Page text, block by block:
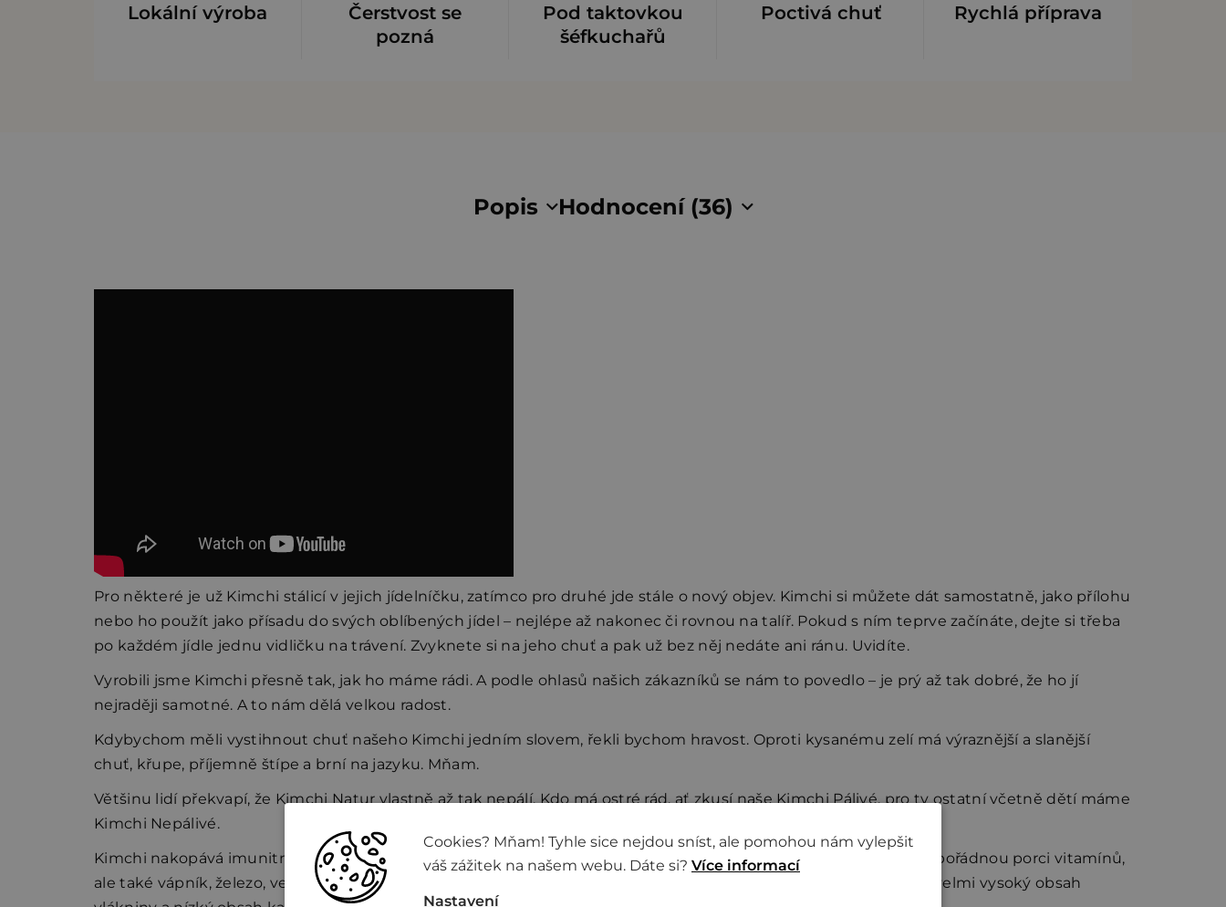
Lokální výroba
Čerstvost se
pozná
Pod taktovkou
šéfkuchařů
Poctivá chuť Rychlá příprava
Popis Hodnocení (36)
Pro některé je už Kimchi stálicí v jejich jídelníčku, zatímco pro druhé jde stále o nový objev. Kimchi si můžete dát samostatně, jako přílohu
nebo ho použít jako přísadu do svých oblíbených jídel – nejlépe až nakonec či rovnou na talíř. Pokud s ním teprve začínáte, dejte si třeba
po každém jídle jednu vidličku na trávení. Zvyknete si na jeho chuť a pak už bez něj nedáte ani ránu. Uvidíte.
Vyrobili jsme Kimchi přesně tak, jak ho máme rádi. A podle ohlasů našich zákazníků se nám to povedlo – je prý až tak dobré, že ho jí
nejraději samotné. A to nám dělá velkou radost.
Kdybychom měli vystihnout chuť našeho Kimchi jedním slovem, řekli bychom hravost. Oproti kysanému zelí má výraznější a slanější
chuť, křupe, příjemně štípe a brní na jazyku. Mňam.
Většinu lidí překvapí, že Kimchi Natur vlastně až tak nepálí. Kdo má ostré rád, ať zkusí naše Kimchi Pálivé, pro ty ostatní včetně dětí máme
Kimchi Nepálivé.
Kimchi nakopává imunitní systém, udržuje zdravé srdce a pomáhá při trávení. S každým soustem konzumujete pořádnou porci vitamínů,
ale také vápník, železo, velké množství antioxidantů či probiotik ve formě přátelských Lactobacillus bakterií. Má velmi vysoký obsah
Cookies? Mňam! Tyhle sice nejdou sníst, ale pomohou nám vylepšit
váš zážitek na našem webu. Dáte si? Více informací
Nastavení